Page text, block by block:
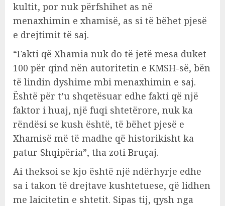
kultit, por nuk përfshihet as në
menaxhimin e xhamisë, as si të bëhet pjesë
e drejtimit të saj.
“Fakti që Xhamia nuk do të jetë mesa duket
100 për qind nën autoritetin e KMSH-së, bën
të lindin dyshime mbi menaxhimin e saj.
Është për t’u shqetësuar edhe fakti që një
faktor i huaj, një fuqi shtetërore, nuk ka
rëndësi se kush është, të bëhet pjesë e
Xhamisë më të madhe që historikisht ka
patur Shqipëria”, tha zoti Bruçaj.
Ai theksoi se kjo është një ndërhyrje edhe
sa i takon të drejtave kushtetuese, që lidhen
me laicitetin e shtetit. Sipas tij, qysh nga